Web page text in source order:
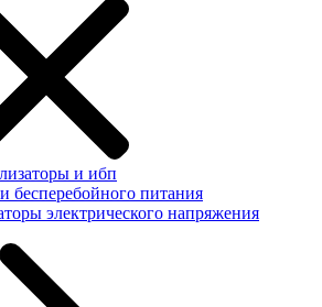
и ибп
бесперебойного питания
электрического напряжения